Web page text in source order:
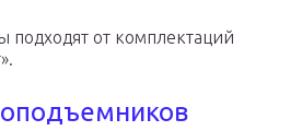
подходят от комплектаций